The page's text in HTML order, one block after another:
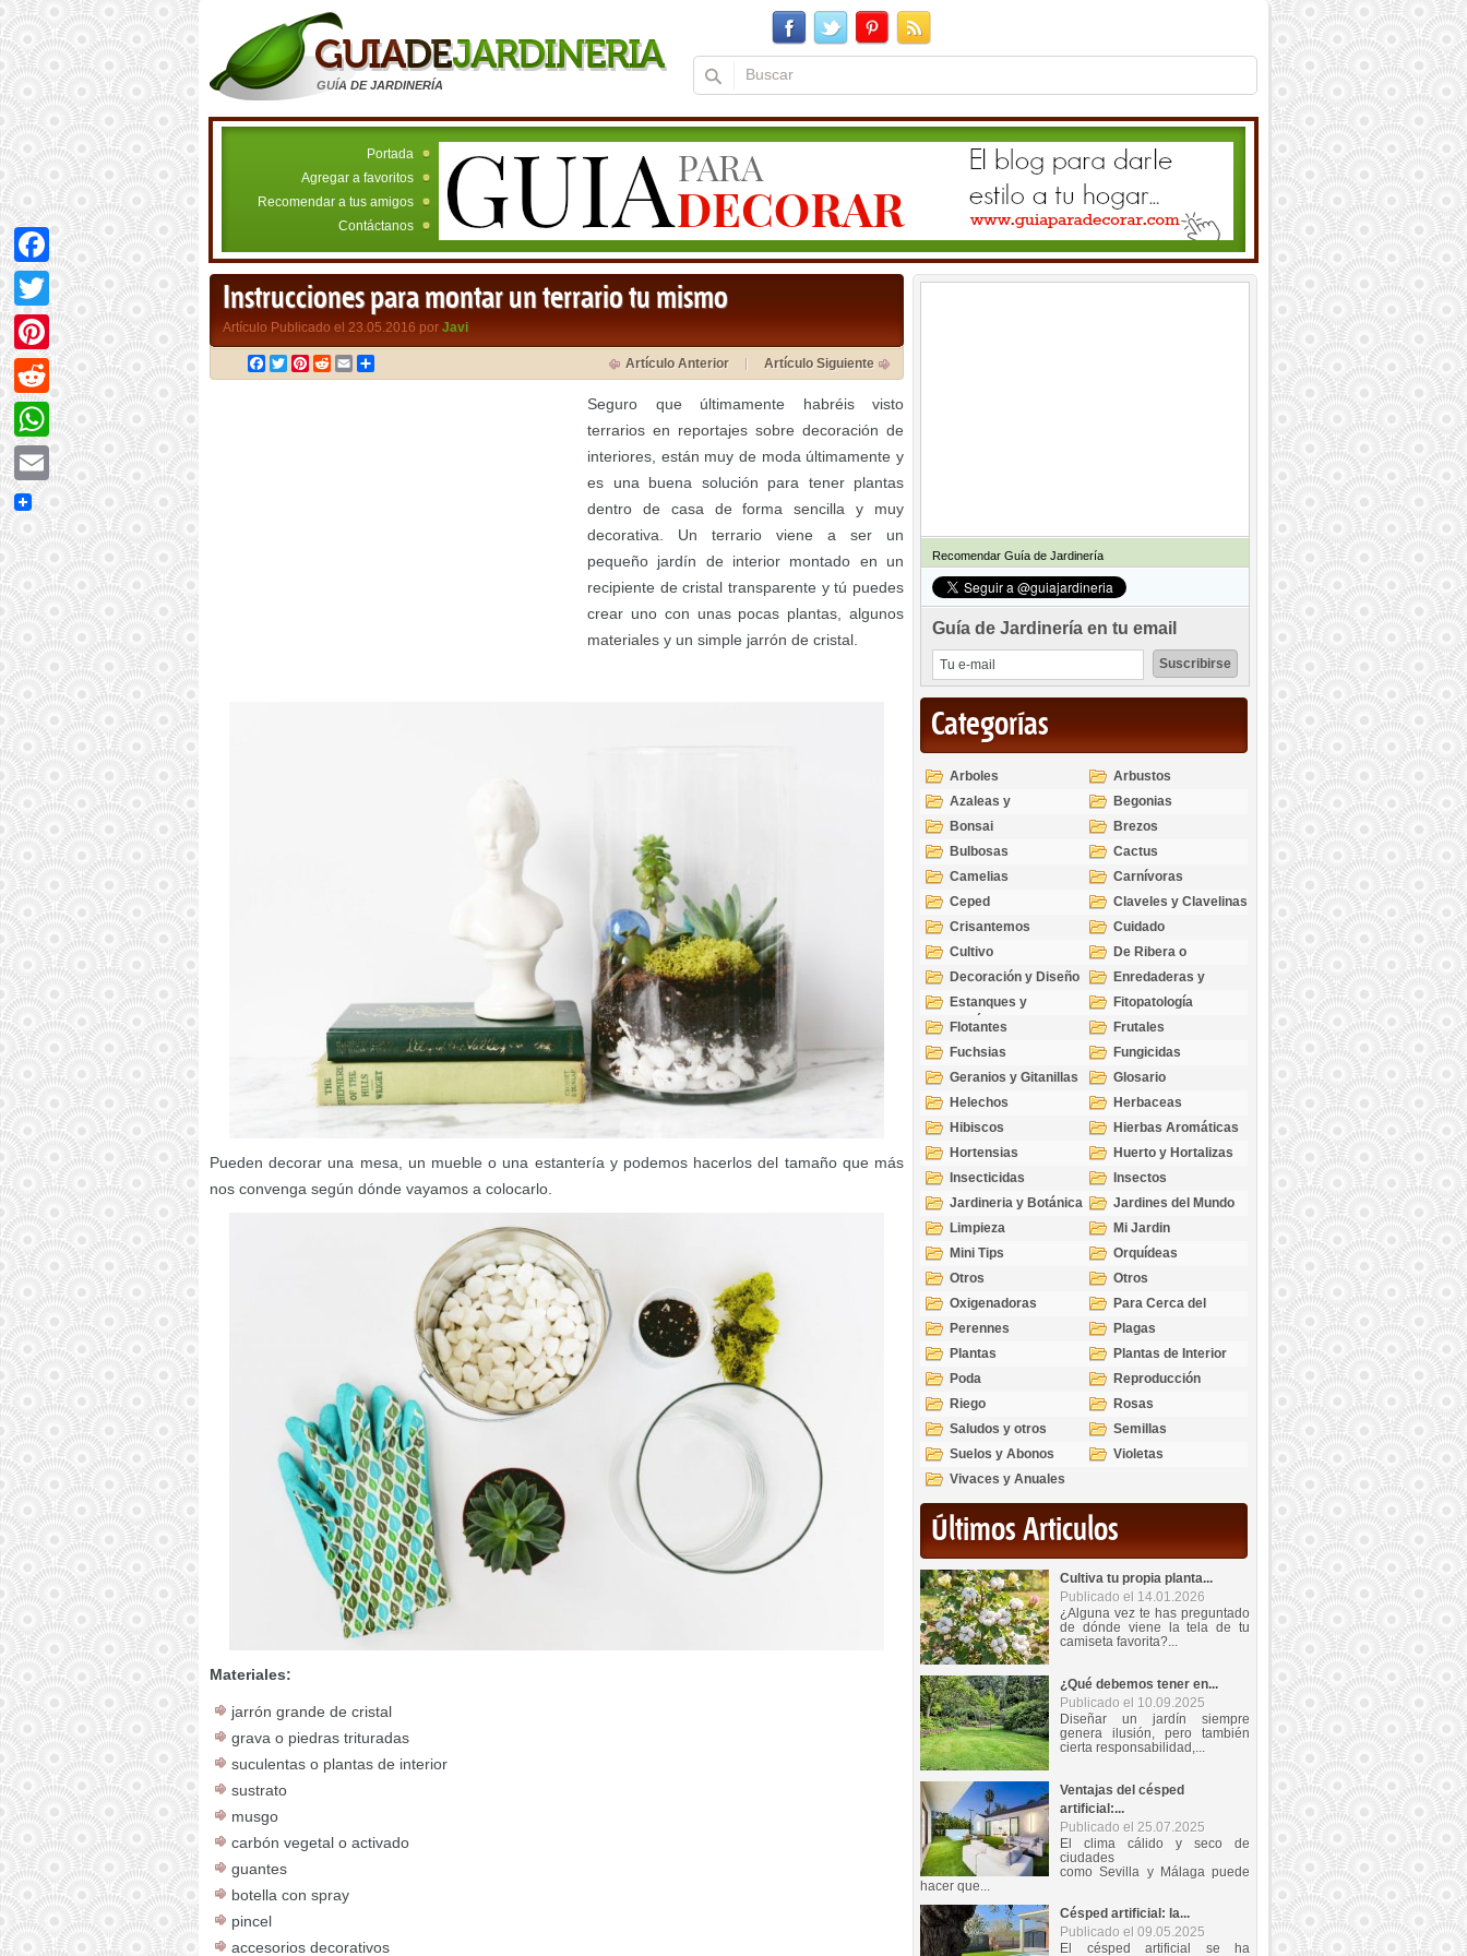
GUÍA DE JARDINERÍA
Portada
Agregar a favoritos
Recomendar a tus amigos
Contáctanos
Instrucciones para montar un terrario tu mismo
Artículo Publicado el 23.05.2016 por Javi
Facebook
TwitterPinterest
RedditEmail Artículo Anterior Artículo Siguiente
Seguro que últimamente habréis visto
terrarios en reportajes sobre decoración de
interiores, están muy de moda últimamente y
es una buena solución para tener plantas
dentro de casa de forma sencilla y muy
decorativa. Un terrario viene a ser un
pequeño jardín de interior montado en un
recipiente de cristal transparente y tú puedes
crear uno con unas pocas plantas, algunos
materiales y un simple jarrón de cristal.
Pueden decorar una mesa, un mueble o una estantería y podemos hacerlos del tamaño que más
nos convenga según dónde vayamos a colocarlo.
Materiales:
jarrón grande de cristal
grava o piedras trituradas
suculentas o plantas de interior
sustrato
musgo
carbón vegetal o activado
guantes
botella con spray
pincel
accesorios decorativos
Recomendar Guía de Jardinería
Guía de Jardinería en tu email
Categorías
Arboles
Arbustos
Azaleas y
Rododendros
Begonias
Bonsai
Brezos
Bulbosas
Cactus
Camelias
Carnívoras
Ceped
Claveles y Clavelinas
Crisantemos
Cuidado
Cultivo
De Ribera o
Palustres
Decoración y Diseño
Enredaderas y
cubresuelos
Estanques y
Acuáticas
Fitopatología
Flotantes
Frutales
Fuchsias
Fungicidas
Geranios y Gitanillas
Glosario
Helechos
Herbaceas
Hibiscos
Hierbas Aromáticas
Hortensias
Huerto y Hortalizas
Insecticidas
Insectos
Jardineria y Botánica
Jardines del Mundo
Limpieza
Mi Jardin
Mini Tips
Orquídeas
Otros
Otros
Oxigenadoras
Para Cerca del
Estanque
Perennes
Plagas
Plantas
Plantas de Interior
Poda
Reproducción
Riego
Rosas
Saludos y otros
temas
Semillas
Suelos y Abonos
Violetas
Vivaces y Anuales
Últimos Articulos
Cultiva tu propia planta...
Publicado el 14.01.2026
¿Alguna vez te has preguntado
de dónde viene la tela de tu
camiseta favorita?...
¿Qué debemos tener en...
Publicado el 10.09.2025
Diseñar un jardín siempre
genera ilusión, pero también
cierta responsabilidad,...
Ventajas del césped
artificial:...
Publicado el 25.07.2025
El clima cálido y seco de
ciudades
como Sevilla y Málaga puede
hacer que...
Césped artificial: la...
Publicado el 09.05.2025
El césped artificial se ha
Facebook
Twitter
Pinterest
Reddit
WhatsApp
Email